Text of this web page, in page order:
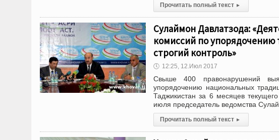
Прочитать полный текст ▸
Сулаймон Давлатзода:
комиссий по упорядочению
строгий контроль»
🕔 12:25, 12.Июл 2017
Свыше 400 правонарушений
упорядочению национальных
Таджикистан за 6 месяцев
июля председатель ведомства
Прочитать полный текст ▸